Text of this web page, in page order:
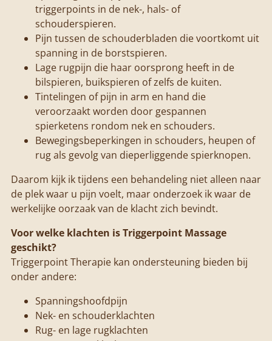
triggerpoints in de nek-, hals- of
schouderspieren.
Pijn tussen de schouderbladen die voortkomt uit
spanning in de borstspieren.
Lage rugpijn die haar oorsprong heeft in de
bilspieren, buikspieren of zelfs de kuiten.
Tintelingen of pijn in arm en hand die
veroorzaakt worden door gespannen
spierketens rondom nek en schouders.
Bewegingsbeperkingen in schouders, heupen of
rug als gevolg van dieperliggende spierknopen.
Daarom kijk ik tijdens een behandeling niet alleen naar
de plek waar u pijn voelt, maar onderzoek ik waar de
werkelijke oorzaak van de klacht zich bevindt.
Voor welke klachten is Triggerpoint Massage
geschikt?
Triggerpoint Therapie kan ondersteuning bieden bij
onder andere:
Spanningshoofdpijn
Nek- en schouderklachten
Rug- en lage rugklachten